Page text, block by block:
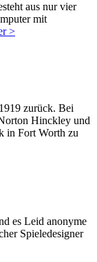
aus nur vier
mit
>
zurück. Bei
Hinckley und
in Fort Worth zu
es Leid anonyme
Spieledesigner